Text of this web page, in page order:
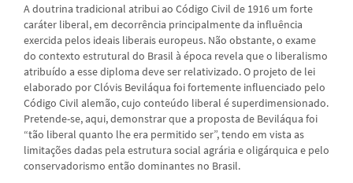
A doutrina tradicional atribui ao Código Civil de 1916 um forte
caráter liberal, em decorrência principalmente da influência
exercida pelos ideais liberais europeus. Não obstante, o exame
do contexto estrutural do Brasil à época revela que o liberalismo
atribuído a esse diploma deve ser relativizado. O projeto de lei
elaborado por Clóvis Beviláqua foi fortemente influenciado pelo
Código Civil alemão, cujo conteúdo liberal é superdimensionado.
Pretende-se, aqui, demonstrar que a proposta de Beviláqua foi
“tão liberal quanto lhe era permitido ser”, tendo em vista as
limitações dadas pela estrutura social agrária e oligárquica e pelo
conservadorismo então dominantes no Brasil.